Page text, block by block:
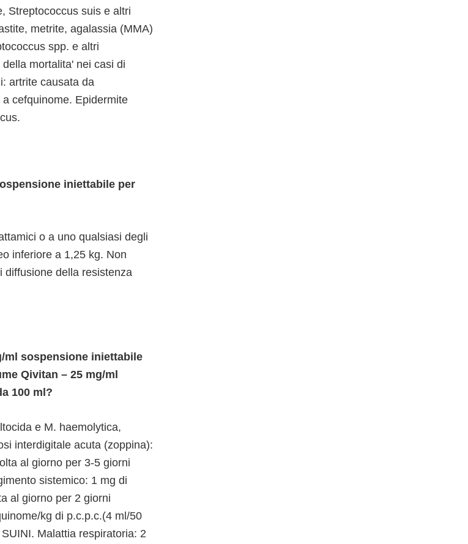
Streptococcus suis e altri
metrite, agalassia (MMA)
spp. e altri
mortalita' nei casi di
artrite causata da
cefquinome. Epidermite
iniettabile per
o a uno qualsiasi degli
inferiore a 1,25 kg. Non
diffusione della resistenza
ml sospensione iniettabile
Qivitan – 25 mg/ml
100 ml?
e M. haemolytica,
interdigitale acuta (zoppina):
al giorno per 3-5 giorni
sistemico: 1 mg di
al giorno per 2 giorni
kg di p.c.p.c.(4 ml/50
Malattia respiratoria: 2